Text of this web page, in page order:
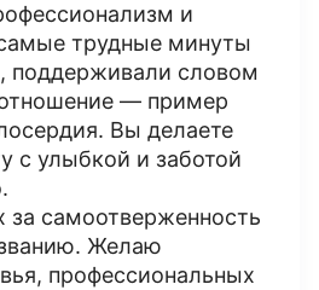
и
трудные минуты
поддерживали словом
— пример
Вы делаете
с улыбкой и заботой
за самоотверженность
Желаю
профессиональных